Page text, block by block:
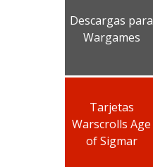
Descargas para
Wargames
Tarjetas
Warscrolls Age
of Sigmar